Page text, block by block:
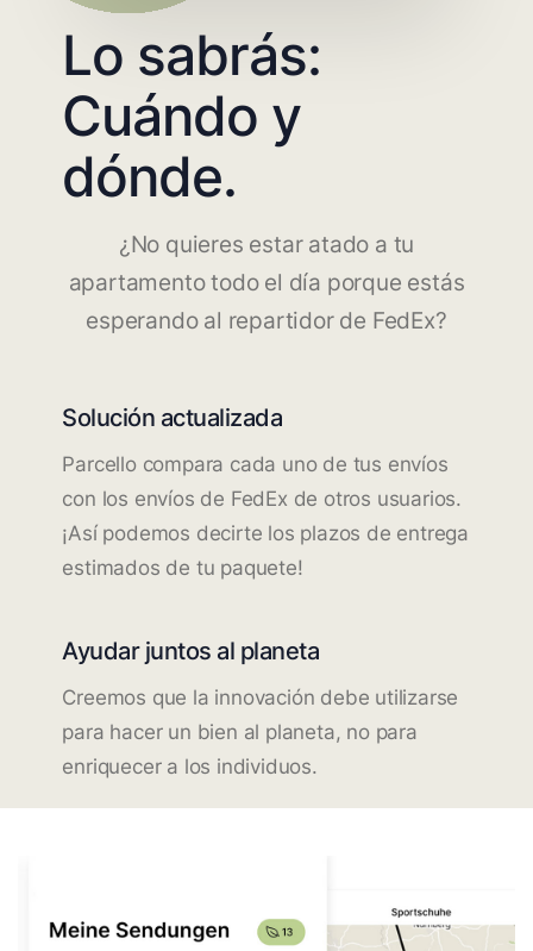
Lo sabrás:
Cuándo y
dónde.
¿No quieres estar atado a tu
apartamento todo el día porque estás
esperando al repartidor de FedEx?
Solución actualizada
Parcello compara cada uno de tus envíos
con los envíos de FedEx de otros usuarios.
¡Así podemos decirte los plazos de entrega
estimados de tu paquete!
Ayudar juntos al planeta
Creemos que la innovación debe utilizarse
para hacer un bien al planeta, no para
enriquecer a los individuos.